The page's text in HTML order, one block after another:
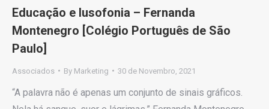
Educação e lusofonia – Fernanda
Montenegro [Colégio Português de São
Paulo]
Associados By Marketing 30 de Novembro, 2021
“A palavra não é apenas um conjunto de sinais gráficos.